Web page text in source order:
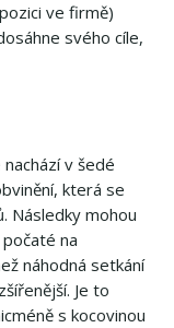
ve firmě)
svého cíle,
v šedé
která se
Následky mohou
na
náhodná setkání
Je to
s kocovinou